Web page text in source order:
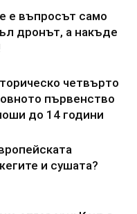
е въпросът само
дронът, а накъде
четвърто
първенство
до 14 години
и сушата?